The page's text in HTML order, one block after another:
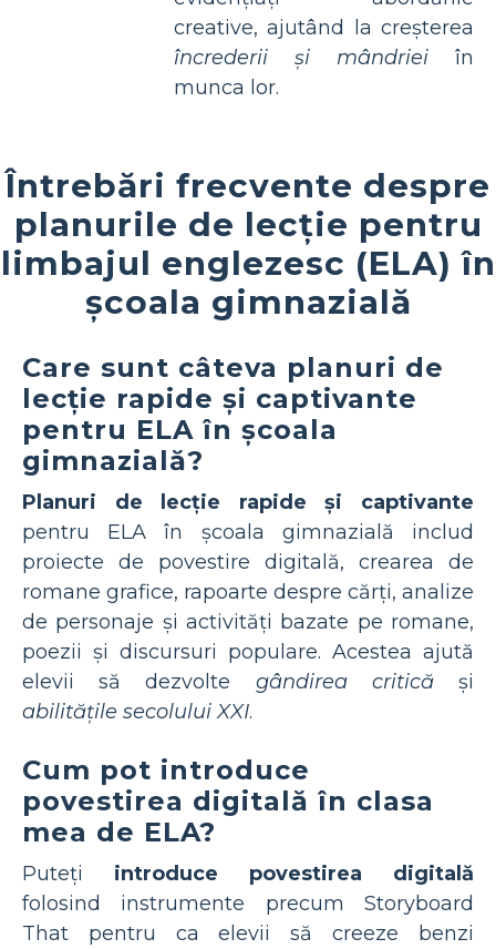
creative, ajutând la creșterea
încrederii și mândriei în
munca lor.
Întrebări frecvente despre
planurile de lecție pentru
limbajul englezesc (ELA) în
școala gimnazială
Care sunt câteva planuri de
lecție rapide și captivante
pentru ELA în școala
gimnazială?
Planuri de lecție rapide și captivante
pentru ELA în școala gimnazială includ
proiecte de povestire digitală, crearea de
romane grafice, rapoarte despre cărți, analize
de personaje și activități bazate pe romane,
poezii și discursuri populare. Acestea ajută
elevii să dezvolte gândirea criticăși
abilitățile secolului XXI.
Cum pot introduce
povestirea digitală în clasa
mea de ELA?
Puteți introduce povestirea digitală
folosind instrumente precum Storyboard
That pentru ca elevii să creeze benzi